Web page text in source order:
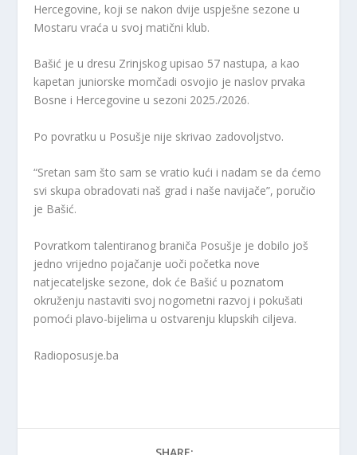
Hercegovine, koji se nakon dvije uspješne sezone u
Mostaru vraća u svoj matični klub.
Bašić je u dresu Zrinjskog upisao 57 nastupa, a kao
kapetan juniorske momčadi osvojio je naslov prvaka
Bosne i Hercegovine u sezoni 2025./2026.
Po povratku u Posušje nije skrivao zadovoljstvo.
“Sretan sam što sam se vratio kući i nadam se da ćemo
svi skupa obradovati naš grad i naše navijače”, poručio
je Bašić.
Povratkom talentiranog braniča Posušje je dobilo još
jedno vrijedno pojačanje uoči početka nove
natjecateljske sezone, dok će Bašić u poznatom
okruženju nastaviti svoj nogometni razvoj i pokušati
pomoći plavo-bijelima u ostvarenju klupskih ciljeva.
Radioposusje.ba
SHARE: